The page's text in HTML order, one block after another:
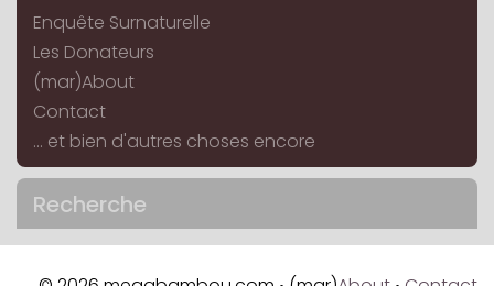
Enquête Surnaturelle
Les Donateurs
(mar)About
Contact
... et bien d'autres choses encore
Recherche